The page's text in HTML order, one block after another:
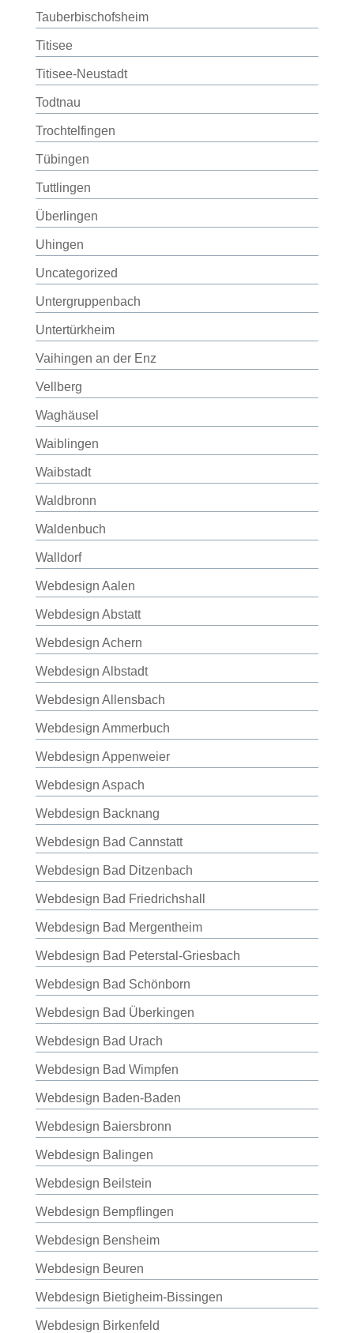
Tauberbischofsheim
Titisee
Titisee-Neustadt
Todtnau
Trochtelfingen
Tübingen
Tuttlingen
Überlingen
Uhingen
Uncategorized
Untergruppenbach
Untertürkheim
Vaihingen an der Enz
Vellberg
Waghäusel
Waiblingen
Waibstadt
Waldbronn
Waldenbuch
Walldorf
Webdesign Aalen
Webdesign Abstatt
Webdesign Achern
Webdesign Albstadt
Webdesign Allensbach
Webdesign Ammerbuch
Webdesign Appenweier
Webdesign Aspach
Webdesign Backnang
Webdesign Bad Cannstatt
Webdesign Bad Ditzenbach
Webdesign Bad Friedrichshall
Webdesign Bad Mergentheim
Webdesign Bad Peterstal-Griesbach
Webdesign Bad Schönborn
Webdesign Bad Überkingen
Webdesign Bad Urach
Webdesign Bad Wimpfen
Webdesign Baden-Baden
Webdesign Baiersbronn
Webdesign Balingen
Webdesign Beilstein
Webdesign Bempflingen
Webdesign Bensheim
Webdesign Beuren
Webdesign Bietigheim-Bissingen
Webdesign Birkenfeld